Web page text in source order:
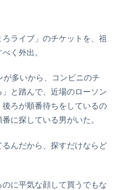
ライブ」のチケットを、祖
く外出。
多いから、コンビニのチ
と踏んで、近場のローソン
ろが順番待ちをしているの
に探している男がいた。
るんだから、探すだけならど
に平気な顔して買うでもな